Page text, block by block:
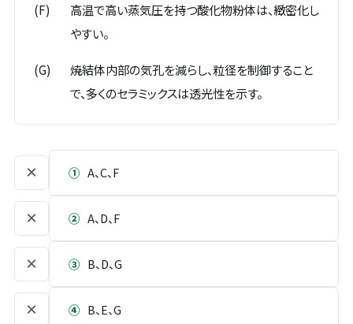
(F)
高温で高い蒸気圧を持つ酸化物粉体は、緻密化し
やすい。
(G)
焼結体内部の気孔を減らし、粒径を制御すること
で、多くのセラミックスは透光性を示す。
× ① A、C、F
× ② A、D、F
× ③ B、D、G
× ④ B、E、G